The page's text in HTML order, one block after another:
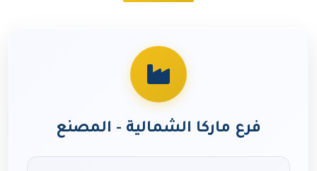
فرع ماركا الشمالية - المصنع